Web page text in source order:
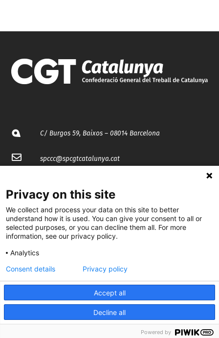
C/ Burgos 59, Baixos – 08014 Barcelona
spccc@spcgtcatalunya.cat
@CGTCatalunya
cgtcatalunya
cgtcatalunya
Desenvolupat per
Privacy on this site
We collect and process your data on this site to better
understand how it is used. You can give your consent to all or
selected purposes, or you can decline them all. For more
information, see our privacy policy.
Analytics
Accept all
Decline all
Consent details Privacy policy
Powered by